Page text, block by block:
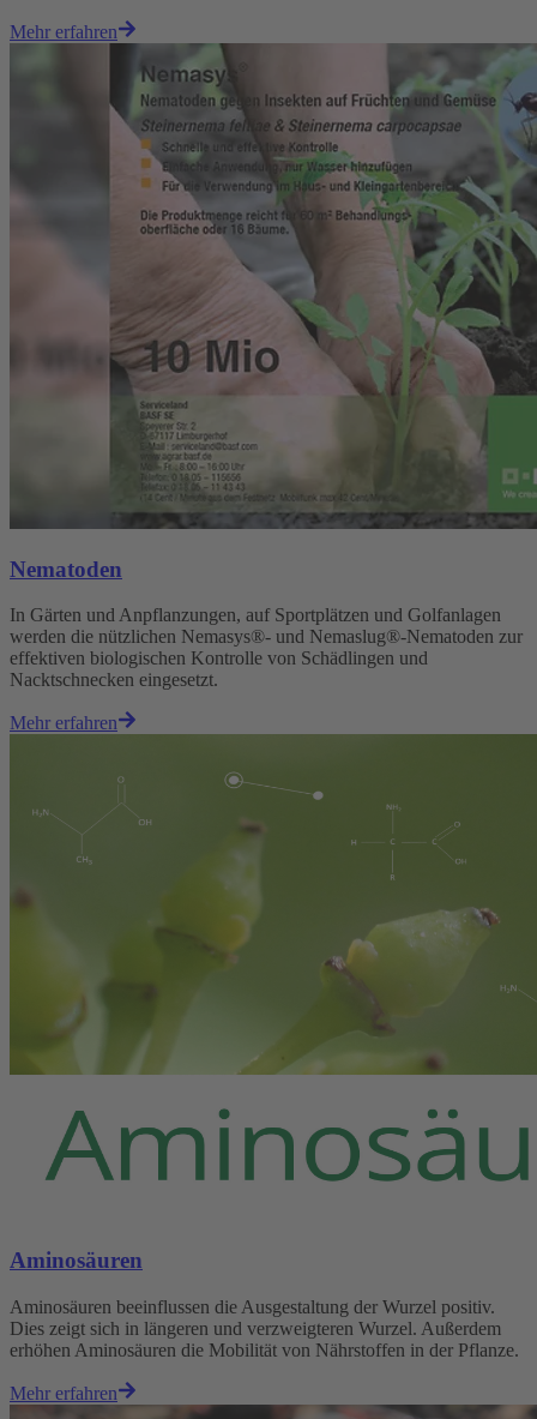
Mehr erfahren
Nematoden
In Gärten und Anpflanzungen, auf Sportplätzen und Golfanlagen
werden die nützlichen Nemasys®- und Nemaslug®-Nematoden zur
effektiven biologischen Kontrolle von Schädlingen und
Nacktschnecken eingesetzt.
Mehr erfahren
Aminosäuren
Aminosäuren beeinflussen die Ausgestaltung der Wurzel positiv.
Dies zeigt sich in längeren und verzweigteren Wurzel. Außerdem
erhöhen Aminosäuren die Mobilität von Nährstoffen in der Pflanze.
Mehr erfahren